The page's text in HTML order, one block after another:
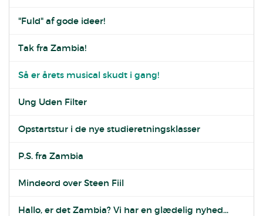
"Fuld" af gode ideer!
Tak fra Zambia!
Så er årets musical skudt i gang!
Ung Uden Filter
Opstartstur i de nye studieretningsklasser
P.S. fra Zambia
Mindeord over Steen Fiil
Hallo, er det Zambia? Vi har en glædelig nyhed...